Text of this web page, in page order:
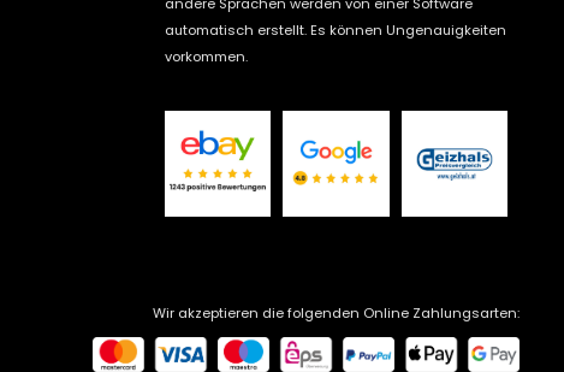
automatisch erstellt. Es können Ungenauigkeiten
vorkommen.
Wir akzeptieren die folgenden Online Zahlungsarten: